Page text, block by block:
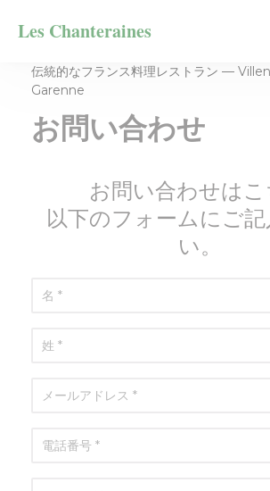
Les Chanteraines
伝統的なフランス料理レストラン —
Garenne
お問い合わせ
お問い合わせはこ
以下のフォームにご記
い。